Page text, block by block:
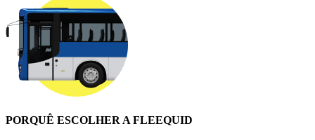
PORQUÊ ESCOLHER A FLEEQUID